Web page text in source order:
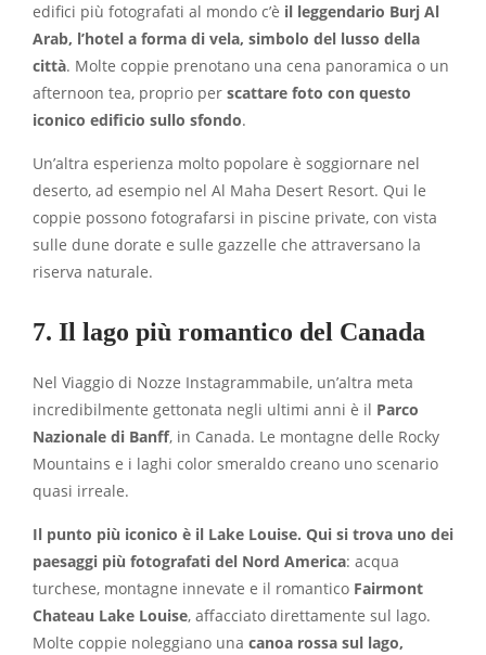
edifici più fotografati al mondo c’è il leggendario Burj Al
Arab, l’hotel a forma di vela, simbolo del lusso della
città. Molte coppie prenotano una cena panoramica o un
afternoon tea, proprio per scattare foto con questo
iconico edificio sullo sfondo.
Un’altra esperienza molto popolare è soggiornare nel
deserto, ad esempio nel Al Maha Desert Resort. Qui le
coppie possono fotografarsi in piscine private, con vista
sulle dune dorate e sulle gazzelle che attraversano la
riserva naturale.
7. Il lago più romantico del Canada
Nel Viaggio di Nozze Instagrammabile, un’altra meta
incredibilmente gettonata negli ultimi anni è il Parco
Nazionale di Banff, in Canada. Le montagne delle Rocky
Mountains e i laghi color smeraldo creano uno scenario
quasi irreale.
Il punto più iconico è il Lake Louise. Qui si trova uno dei
paesaggi più fotografati del Nord America: acqua
turchese, montagne innevate e il romantico Fairmont
Chateau Lake Louise, affacciato direttamente sul lago.
Molte coppie noleggiano una canoa rossa sul lago,